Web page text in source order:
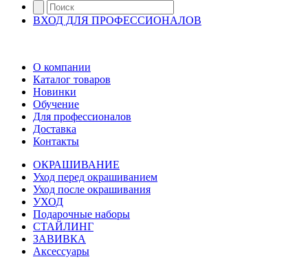
ВХОД ДЛЯ ПРОФЕССИОНАЛОВ
О компании
Каталог товаров
Новинки
Обучение
Для профессионалов
Доставка
Контакты
ОКРАШИВАНИЕ
Уход перед окрашиванием
Уход после окрашивания
УХОД
Подарочные наборы
СТАЙЛИНГ
ЗАВИВКА
Аксессуары